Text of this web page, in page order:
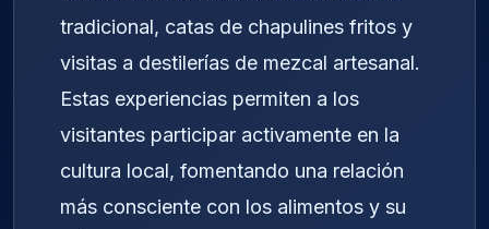
tradicional, catas de chapulines fritos y
visitas a destilerías de mezcal artesanal.
Estas experiencias permiten a los
visitantes participar activamente en la
cultura local, fomentando una relación
más consciente con los alimentos y su